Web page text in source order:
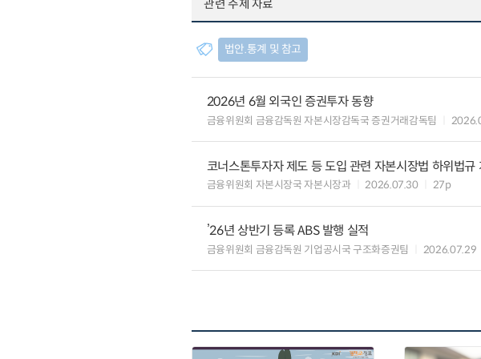
관련 주제 자료
법안.통계 및 참고
2026년 6월 외국인 증권투자 동향
금융위원회 금융감독원 자본시장감독국 증권거래감독팀
코너스톤투자자 제도 등 도입 관련 자본시장법 하위법규
금융위원회 자본시장국 자본시장과 2026.07.30 27p
’26년 상반기 등록 ABS 발행 실적
금융위원회 금융감독원 기업공시국 구조화증권팀 2026.07.29